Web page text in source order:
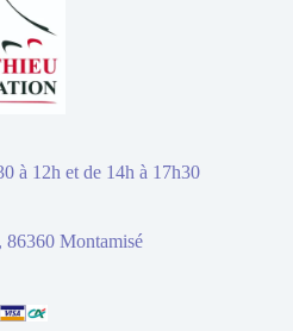
à 12h et de 14h à 17h30
86360 Montamisé